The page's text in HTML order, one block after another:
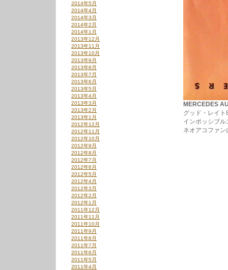
MERCEDES
グッド・レイ
インポッシブル
ネオアコファ
2014年5月
2014年4月
2014年3月
2014年2月
2014年1月
2013年12月
2013年11月
2013年10月
2013年9月
2013年8月
2013年7月
2013年6月
2013年5月
2013年4月
2013年3月
2013年2月
2013年1月
2012年12月
2012年11月
2012年10月
2012年9月
2012年8月
2012年7月
2012年6月
2012年5月
2012年4月
2012年3月
2012年2月
2012年1月
2011年12月
2011年11月
2011年10月
2011年9月
2011年8月
2011年7月
2011年6月
2011年5月
2011年4月